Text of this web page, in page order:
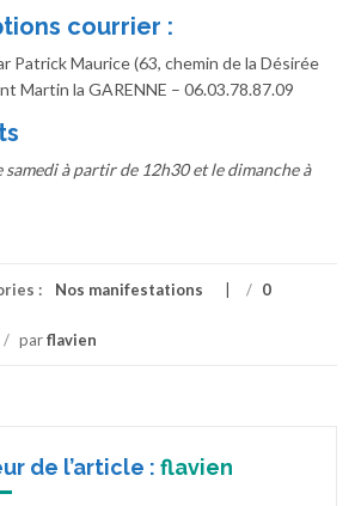
courrier :
Patrick Maurice (63, chemin de la Désirée
Martin la GARENNE – 06.03.78.87.09
à partir de 12h30 et le dimanche à
: Nos manifestations / 0
/ parflavien
de l’article : flavien